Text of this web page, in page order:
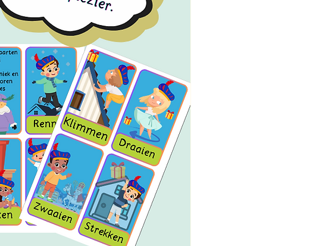
ontwikkeling en laten kinderen
spelenderwijs kennismaken met de
ruimte. Perfect voor het bevorderen
van beweging en creatief spel.
Direct beschikbaar
: Download het
PDF-bestand direct en begin meteen
met het voorlezen en bewegen! Print
de beweegkaarten uit en gebruik ze
thuis of in de klas voor interactieve
speelmomenten.
Interactie en Plezier: De
beweegkaarten maken het verhaal nog
dynamischer door kinderen actief te
betrekken en hen aan te moedigen om
tijdens het lezen mee te doen met de
bewegingen van Jan en Jip.
Dit beweegverhaal en de beweegkaarten
zijn ideaal voor ouders, opvoeders en